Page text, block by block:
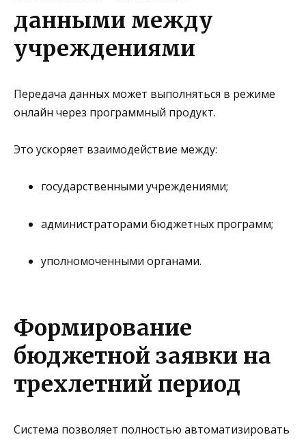
данными между
учреждениями
Передача данных может выполняться в режиме
онлайн через программный продукт.
Это ускоряет взаимодействие между:
государственными учреждениями;
администраторами бюджетных программ;
уполномоченными органами.
Формирование
бюджетной заявки на
трехлетний период
Система позволяет полностью автоматизировать